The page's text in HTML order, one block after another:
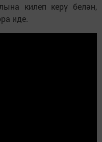
килеп керү белән,
иде.